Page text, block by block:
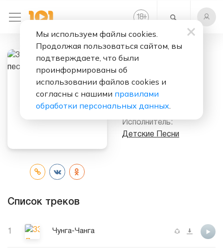
18+
Слушать бесплатно
333 Лучшие
№3
Исполнитель:
Детские Песни
Список треков
1 Чунга-Чанга
Мы используем файлы cookies.
Продолжая пользоваться сайтом, вы
подтверждаете, что были
проинформированы об
использовании файлов cookies и
согласны с нашими правилами
обработки персональных данных.